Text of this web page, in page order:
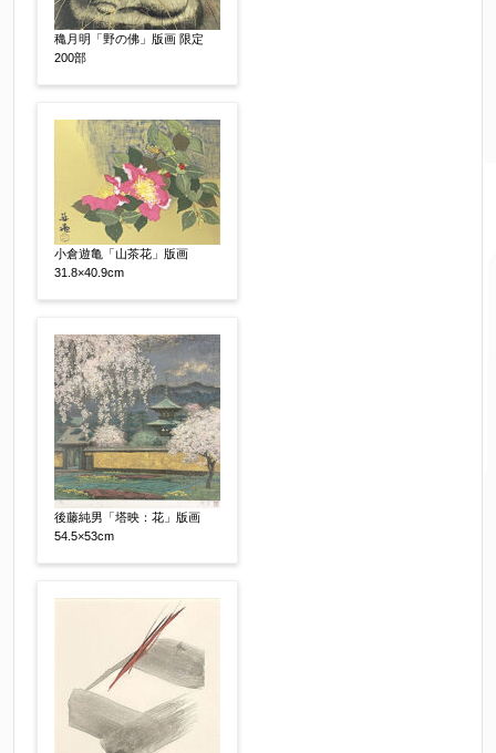
ご要望などがございましたらご入力ください
【任意】
個人情報の取扱い
す。（確認画面は表示されません）
同意する 【必須】
↑ 同意頂けましたらチェックを入れてくださ
穐月明「野の佛」版画 限定
200部
小倉遊亀「山茶花」版画
31.8×40.9cm
後藤純男「塔映：花」版画
54.5×53cm